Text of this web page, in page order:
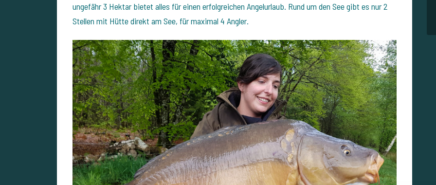
ungefähr 3 Hektar bietet alles für einen erfolgreichen Angelurlaub. Rund um den See gibt es nur 2
Stellen mit Hütte direkt am See, für maximal 4 Angler.